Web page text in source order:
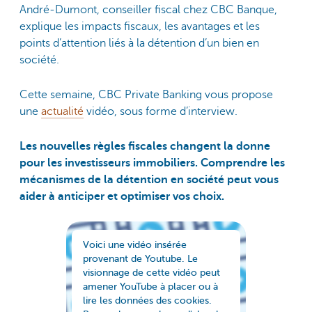
André-Dumont, conseiller fiscal chez CBC Banque,
explique les impacts fiscaux, les avantages et les
points d’attention liés à la détention d’un bien en
société.
Cette semaine, CBC Private Banking vous propose
une actualité vidéo, sous forme d’interview.
Les nouvelles règles fiscales changent la donne
pour les investisseurs immobiliers. Comprendre les
mécanismes de la détention en société peut vous
aider à anticiper et optimiser vos choix.
Voici une vidéo insérée
provenant de Youtube. Le
visionnage de cette vidéo peut
amener YouTube à placer ou à
lire les données des cookies.